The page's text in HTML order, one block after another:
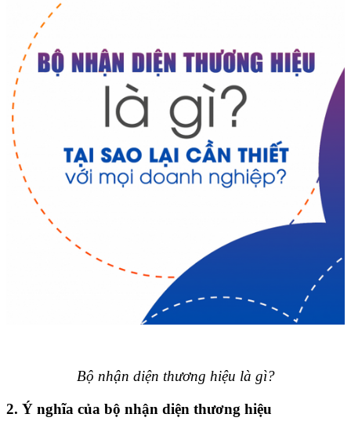
Bộ nhận diện thương hiệu là gì?
2. Ý nghĩa của bộ nhận diện thương hiệu